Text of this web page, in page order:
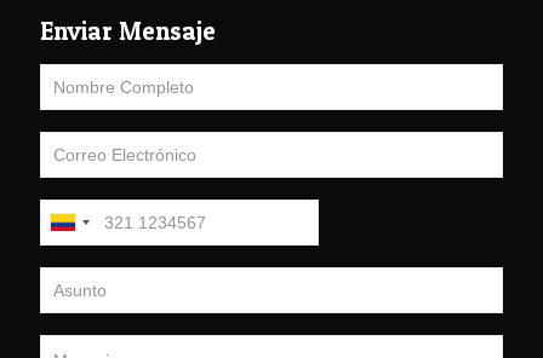
Enviar Mensaje